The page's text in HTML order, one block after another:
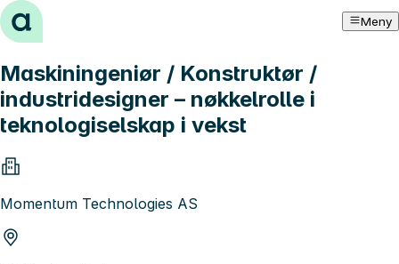
Hopp til innhold Meny
Maskiningeniør / Konstruktør /
industridesigner – nøkkelrolle i
teknologiselskap i vekst
Momentum Technologies AS